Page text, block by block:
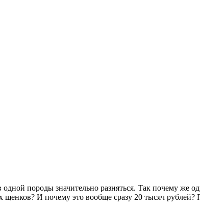
породы значительно разняться. Так почему же
щенков? И почему это вообще сразу 20 тысяч